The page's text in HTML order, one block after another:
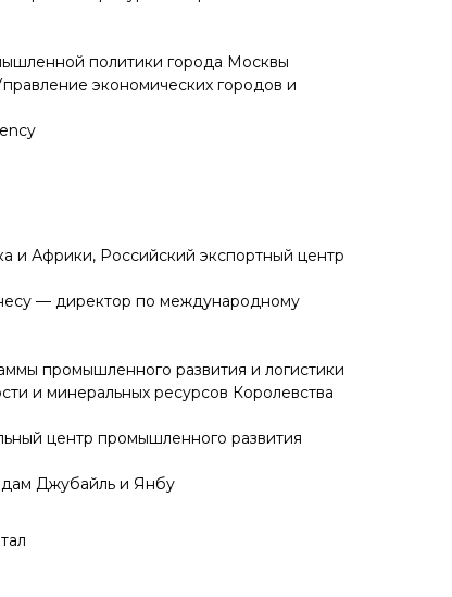
политики города Москвы
экономических городов и
и Африки, Российский экспортный центр
— директор по международному
промышленного развития и логистики
и минеральных ресурсов Королевства
центр промышленного развития
Джубайль и Янбу